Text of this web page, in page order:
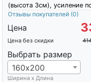
(высота 3см), усиление
Отзывы покупателей (0)
Цена
Цена без скидки
Выбрать размер
160х200
Ширина х Длина